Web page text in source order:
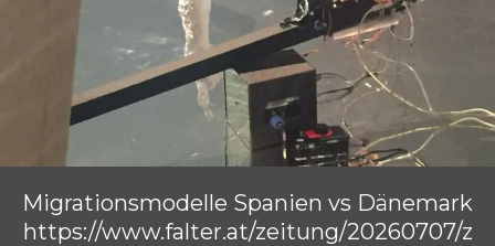
Migrationsmodelle Spanien vs Dänemark
https://www.falter.at/zeitung/20260707/z